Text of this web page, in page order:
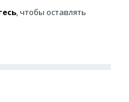
, чтобы оставлять